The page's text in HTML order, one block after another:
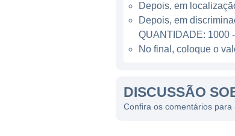
Depois, em
Depois, em
QUANTIDADE: 1000
No final, coloque o
DISCUSSÃO
Confira os comentários para